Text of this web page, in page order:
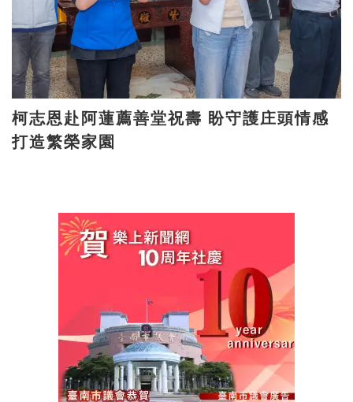
柯志恩赴阿蓮薦善堂祝壽 盼守護庄頭情感
打造繁榮家園